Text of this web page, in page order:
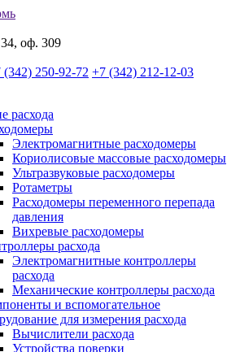
оф. 309
(342) 250-92-72 +7 (342) 212-12-03
расхода
Электромагнитные расходомеры
Кориолисовые массовые расходомеры
Ультразвуковые расходомеры
Ротаметры
Расходомеры переменного перепада
давления
Вихревые расходомеры
расхода
Электромагнитные контроллеры
расхода
Механические контроллеры расхода
и вспомогательное
для измерения расхода
Вычислители расхода
Устройства поверки